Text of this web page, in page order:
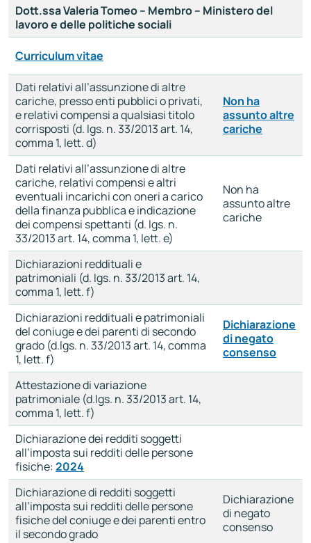
Dott.ssa Valeria Tomeo – Membro – Ministero del
lavoro e delle politiche sociali
Curriculum vitae
Dati relativi all’assunzione di altre
cariche, presso enti pubblici o privati,
e relativi compensi a qualsiasi titolo
corrisposti (d. lgs. n. 33/2013 art. 14,
comma 1, lett. d)
Non ha
assunto altre
cariche
Dati relativi all’assunzione di altre
cariche, relativi compensi e altri
eventuali incarichi con oneri a carico
della finanza pubblica e indicazione
dei compensi spettanti (d. lgs. n.
33/2013 art. 14, comma 1, lett. e)
Non ha
assunto altre
cariche
Dichiarazioni reddituali e
patrimoniali (d. lgs. n. 33/2013 art. 14,
comma 1, lett. f)
Dichiarazioni reddituali e patrimoniali
del coniuge e dei parenti di secondo
grado (d.lgs. n. 33/2013 art. 14, comma
1, lett. f)
Dichiarazione
di negato
consenso
Attestazione di variazione
patrimoniale (d.lgs. n. 33/2013 art. 14,
comma 1, lett. f)
Dichiarazione dei redditi soggetti
all’imposta sui redditi delle persone
fisiche:2024
Dichiarazione di redditi soggetti
all’imposta sui redditi delle persone
fisiche del coniuge e dei parenti entro
il secondo grado
Dichiarazione
di negato
consenso